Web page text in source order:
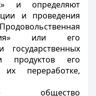
и определяют
и проведения
или его
продуктов его
переработке,
общество